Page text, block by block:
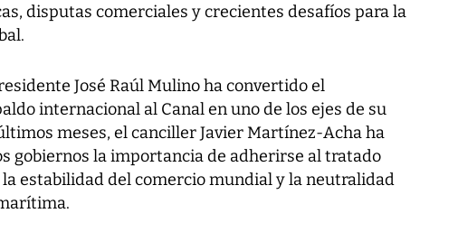
disputas comerciales y crecientes desafíos para la
José Raúl Mulino ha convertido el
internacional al Canal en uno de los ejes de su
meses, el canciller Javier Martínez-Acha ha
gobiernos la importancia de adherirse al tratado
estabilidad del comercio mundial y la neutralidad